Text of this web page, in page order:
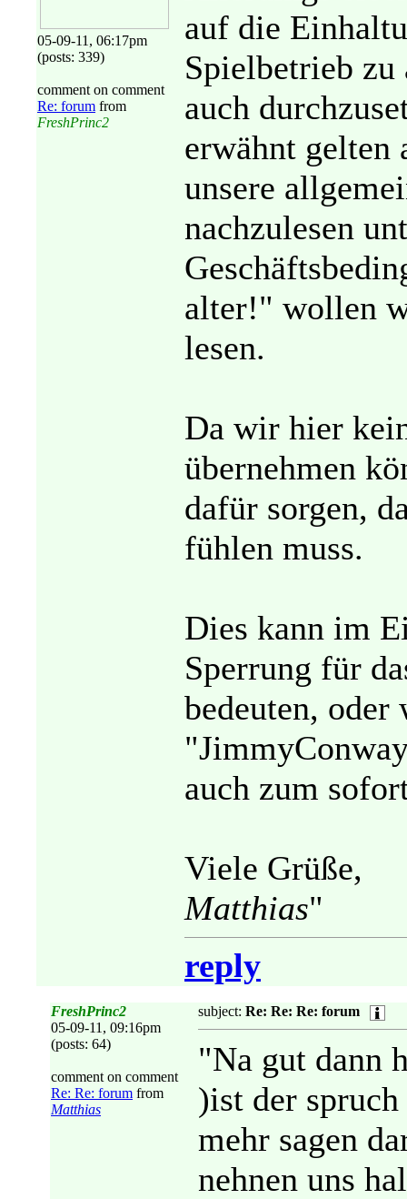
05-09-11, 06:17pm
(posts: 339)
comment on comment
Re: forum from
FreshPrinc2
auf die
Spielbetrieb zu
auch
erwähnt gelten
unsere
nachzulesen
alter!" wollen
lesen.
Da wir hier
übernehmen
dafür sorgen,
fühlen muss.
Dies kann im
Sperrung für
bedeuten,
auch zum
Viele Grüße,
Matthias"
reply
FreshPrinc2
05-09-11, 09:16pm
(posts: 64)
comment on comment
Re: Re: forum from
Matthias
subject: Re: Re: Re: forum
"Na gut dann
)ist der
mehr sagen
nehnen uns